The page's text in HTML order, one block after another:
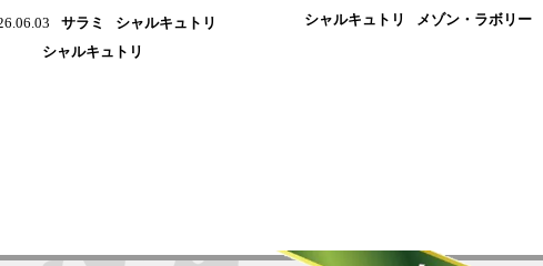
サラミ
シャルキュトリ
シャルキュトリ
シャルキュトリ
メゾン・ラボリー